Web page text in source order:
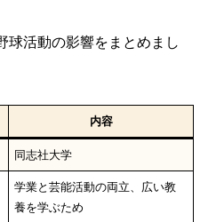
球活動の影響をまとめまし
内容
同志社大学
学業と芸能活動の両立、広い教
養を学ぶため